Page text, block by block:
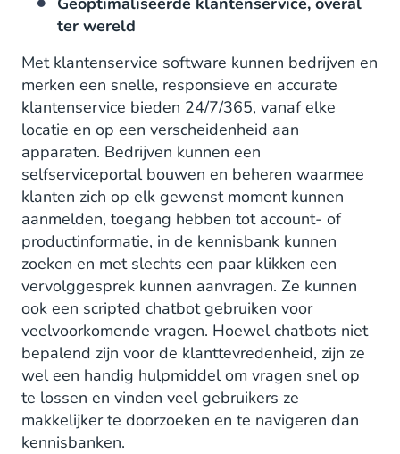
ter wereld
Met klantenservice software kunnen bedrijven en
merken een snelle, responsieve en accurate
klantenservice bieden 24/7/365, vanaf elke
locatie en op een verscheidenheid aan
apparaten. Bedrijven kunnen een
selfserviceportal bouwen en beheren waarmee
klanten zich op elk gewenst moment kunnen
aanmelden, toegang hebben tot account- of
productinformatie, in de kennisbank kunnen
zoeken en met slechts een paar klikken een
vervolggesprek kunnen aanvragen. Ze kunnen
ook een scripted chatbot gebruiken voor
veelvoorkomende vragen. Hoewel chatbots niet
bepalend zijn voor de klanttevredenheid, zijn ze
wel een handig hulpmiddel om vragen snel op
te lossen en vinden veel gebruikers ze
makkelijker te doorzoeken en te navigeren dan
kennisbanken.